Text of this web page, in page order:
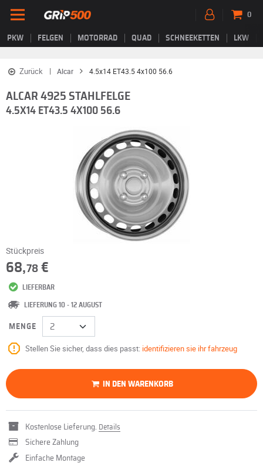
PKW FELGEN MOTORRAD QUAD SCHNEEKETTEN LKW
0
Zurück Alcar 4.5x14 ET43.5 4x100 56.6
ALCAR 4925 STAHLFELGE
4.5X14 ET43.5 4X100 56.6
Stückpreis
68,78 €
LIEFERBAR
LIEFERUNG 10 - 12 AUGUST
MENGE
Stellen Sie sicher, dass dies passt: identifizieren sie ihr fahrzeug
IN DEN WARENKORB
Kostenlose Lieferung. Details
Sichere Zahlung
Einfache Montage